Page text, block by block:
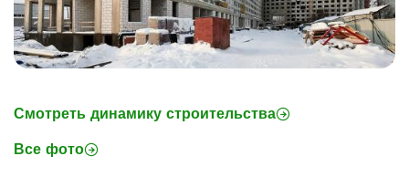
Смотреть динамику строительства
Все фото